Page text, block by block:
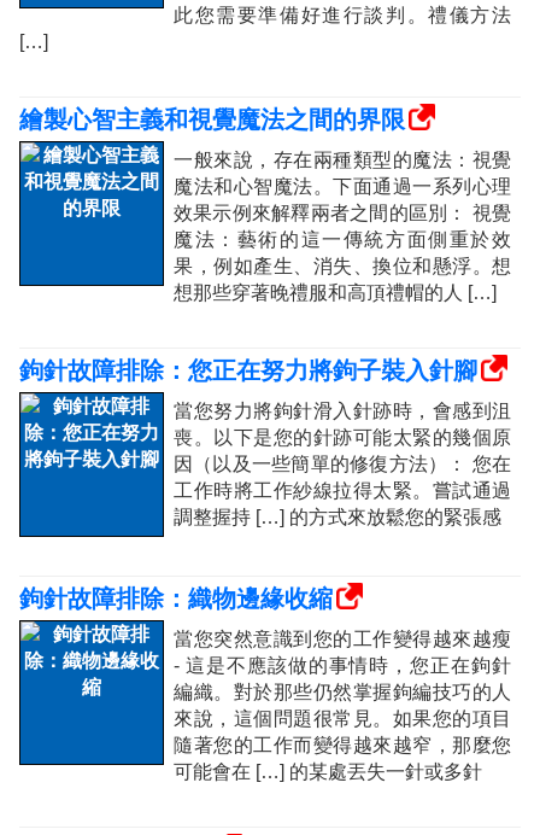
此您需要準備好進行談判。禮儀方法
[…]
繪製心智主義和視覺魔法之間的界限
一般來說，存在兩種類型的魔法：視覺
魔法和心智魔法。下面通過一系列心理
效果示例來解釋兩者之間的區別： 視覺
魔法：藝術的這一傳統方面側重於效
果，例如產生、消失、換位和懸浮。想
想那些穿著晚禮服和高頂禮帽的人 […]
鉤針故障排除：您正在努力將鉤子裝入針腳
當您努力將鉤針滑入針跡時，會感到沮
喪。以下是您的針跡可能太緊的幾個原
因（以及一些簡單的修復方法）： 您在
工作時將工作紗線拉得太緊。嘗試通過
調整握持 […] 的方式來放鬆您的緊張感
鉤針故障排除：織物邊緣收縮
當您突然意識到您的工作變得越來越瘦
- 這是不應該做的事情時，您正在鉤針
編織。對於那些仍然掌握鉤編技巧的人
來說，這個問題很常見。如果您的項目
隨著您的工作而變得越來越窄，那麼您
可能會在 […] 的某處丟失一針或多針